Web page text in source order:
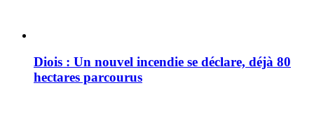
Diois : Un nouvel incendie se déclare, déjà 80
hectares parcourus